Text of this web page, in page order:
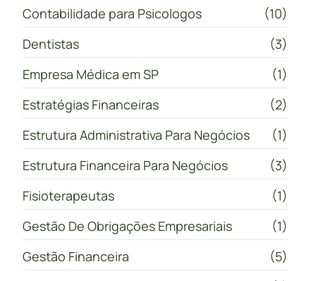
Contabilidade para Psicologos
(10)
Dentistas
(3)
Empresa Médica em SP
(1)
Estratégias Financeiras
(2)
Estrutura Administrativa Para Negócios
(1)
Estrutura Financeira Para Negócios
(3)
Fisioterapeutas
(1)
Gestão De Obrigações Empresariais
(1)
Gestão Financeira
(5)